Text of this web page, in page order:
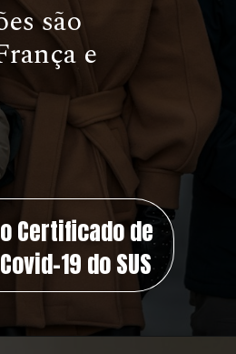
são
e
Certificado de
19 do SUS